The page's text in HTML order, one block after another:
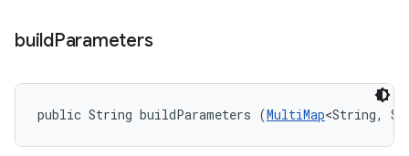
buildParameters
public String buildParameters (MultiMap<String,